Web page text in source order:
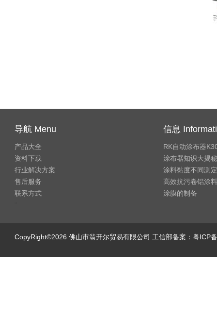
导航 Menu
产品大全
资料下载
行业解决方案
售后服务
联系方式
信息
RK自动涂布器
涂布器知识大揭
涂料黏度不同测
高效抗污卷铝涂
涂膜的制备
CopyRight©2026 佛山市翁开尔贸易有限公司 工信部备案： 粤ICP